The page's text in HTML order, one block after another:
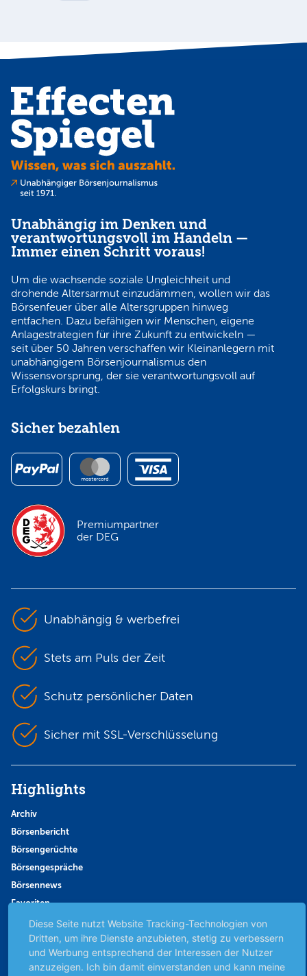
Unabhängig im Denken und
verantwortungsvoll im Handeln —
Immer einen Schritt voraus!
Um die wachsende soziale Ungleichheit und
drohende Altersarmut einzudämmen, wollen wir das
Börsenfeuer über alle Altersgruppen hinweg
entfachen. Dazu befähigen wir Menschen, eigene
Anlagestrategien für ihre Zukunft zu entwickeln —
seit über 50 Jahren verschaffen wir Kleinanlegern mit
unabhängigem Börsenjournalismus den
Wissensvorsprung, der sie verantwortungsvoll auf
Erfolgskurs bringt.
Sicher bezahlen
Premiumpartner
der DEG
Unabhängig & werbefrei
Stets am Puls der Zeit
Schutz persönlicher Daten
Sicher mit SSL-Verschlüsselung
Highlights
Archiv
Börsenbericht
Börsengerüchte
Börsengespräche
Börsennews
Favoriten
Finanzpodcast
Strategie
Thema der Woche
Diese Seite nutzt Website Tracking-Technologien von
Dritten, um ihre Dienste anzubieten, stetig zu verbessern
und Werbung entsprechend der Interessen der Nutzer
anzuzeigen. Ich bin damit einverstanden und kann meine